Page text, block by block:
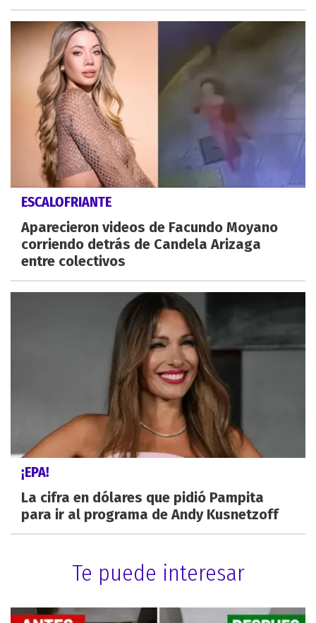
ESCALOFRIANTE
Aparecieron videos de Facundo Moyano
corriendo detrás de Candela Arizaga
entre colectivos
¡EPA!
La cifra en dólares que pidió Pampita
para ir al programa de Andy Kusnetzoff
Te puede interesar